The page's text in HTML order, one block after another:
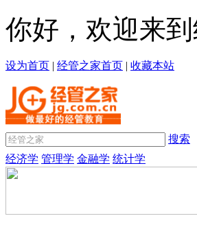
你好，欢迎来
设为首页 | 经管之家首页 | 收藏本站
搜索
经济学 管理学 金融学 统计学